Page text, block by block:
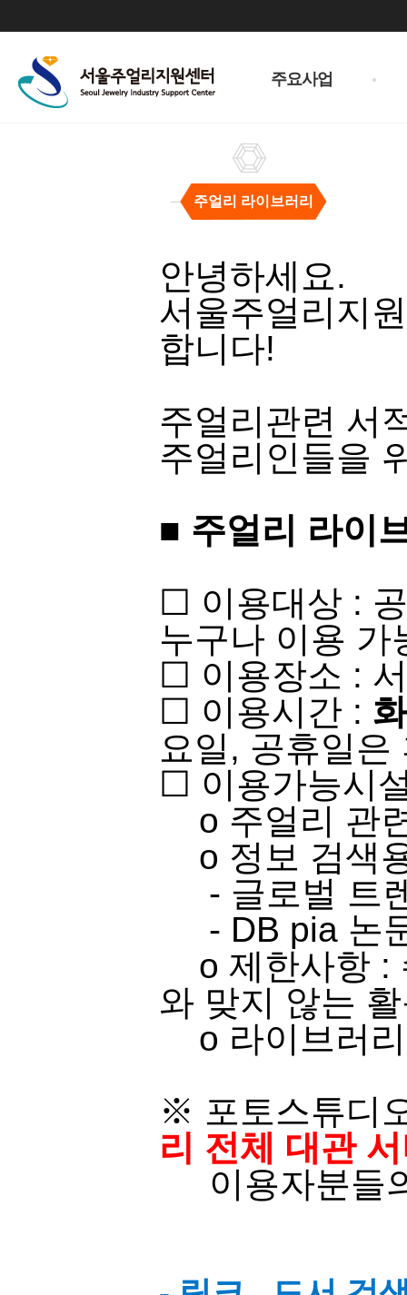
주요사업
주얼리 라이브러리
리
라
이
브
러
리
안녕하세요.
서울주얼리지
합니다!
주얼리관련 서
주얼리인들을
■ 주얼리 라이
​☐ 이용대상 :
누구나 이용 가
☐ 이용장소 :
☐ 이용시간 :
요일, 공휴일은
☐ 이용가능시
o ​주얼리 관
o​ 정보 검색
- 글로벌 트
- DB pia 논
o 제한사항 :
와 맞지 않는
o 라이브러리
※ 포토스튜디
리 전체 대관
이용자분들